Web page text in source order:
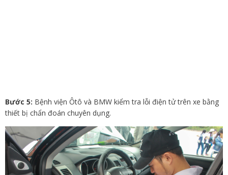
Bước 5: Bệnh viện Ôtô và BMW kiểm tra lỗi điện tử trên xe bằng
thiết bị chẩn đoán chuyên dụng.